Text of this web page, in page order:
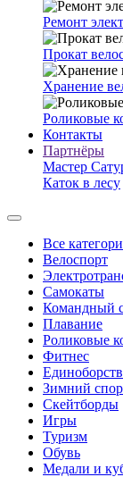
Ремонт
Прокат
Хранение
Роликовые
Контакты
Партнёры
Мастер
Каток в лесу
Все
Велоспорт
Самокаты
Командный
Плавание
Роликовые
Фитнес
Зимний
Скейтборды
Игры
Туризм
Обувь
Медали и